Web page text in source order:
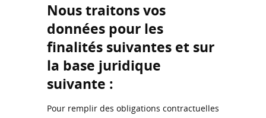
Nous traitons vos
données pour les
finalités suivantes et sur
la base juridique
suivante :
Pour remplir des obligations contractuelles